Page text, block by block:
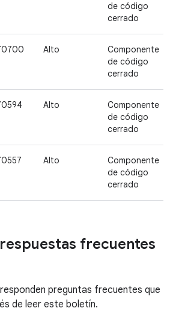
de código
cerrado
Alto
Componente
de código
cerrado
Alto
Componente
de código
cerrado
Alto
Componente
de código
cerrado
frecuentes
preguntas frecuentes que
de leer este boletín.